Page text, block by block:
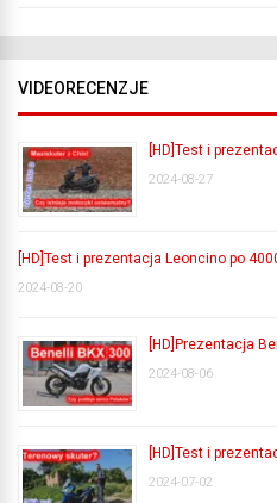
VIDEORECENZJE
[HD]Test i
2024-08-27
[HD]Test i prezentacja Leoncino po
2024-08-20
[HD]Prezentacja
2024-08-06
[HD]Test i
2024-07-02